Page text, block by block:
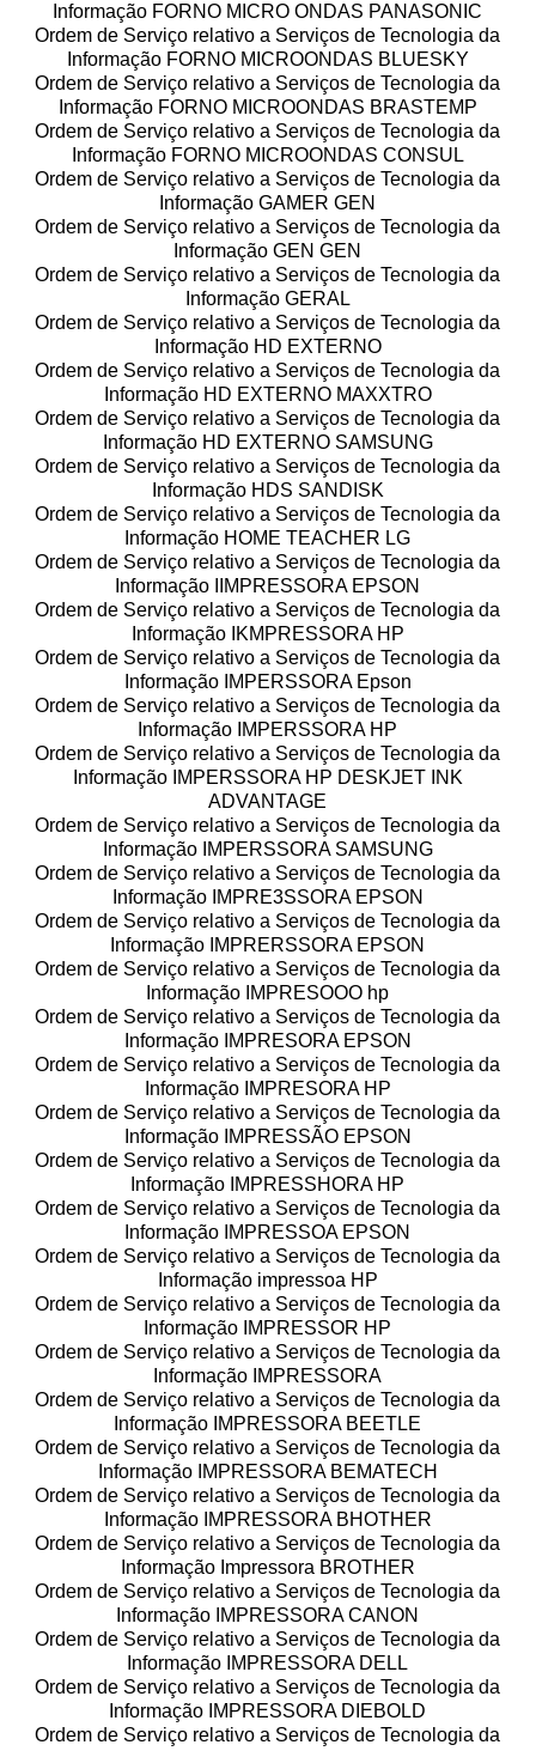
Informação FORNO MICRO ONDAS PANASONIC
Ordem de Serviço relativo a Serviços de Tecnologia da
Informação FORNO MICROONDAS BLUESKY
Ordem de Serviço relativo a Serviços de Tecnologia da
Informação FORNO MICROONDAS BRASTEMP
Ordem de Serviço relativo a Serviços de Tecnologia da
Informação FORNO MICROONDAS CONSUL
Ordem de Serviço relativo a Serviços de Tecnologia da
Informação GAMER GEN
Ordem de Serviço relativo a Serviços de Tecnologia da
Informação GEN GEN
Ordem de Serviço relativo a Serviços de Tecnologia da
Informação GERAL
Ordem de Serviço relativo a Serviços de Tecnologia da
Informação HD EXTERNO
Ordem de Serviço relativo a Serviços de Tecnologia da
Informação HD EXTERNO MAXXTRO
Ordem de Serviço relativo a Serviços de Tecnologia da
Informação HD EXTERNO SAMSUNG
Ordem de Serviço relativo a Serviços de Tecnologia da
Informação HDS SANDISK
Ordem de Serviço relativo a Serviços de Tecnologia da
Informação HOME TEACHER LG
Ordem de Serviço relativo a Serviços de Tecnologia da
Informação IIMPRESSORA EPSON
Ordem de Serviço relativo a Serviços de Tecnologia da
Informação IKMPRESSORA HP
Ordem de Serviço relativo a Serviços de Tecnologia da
Informação IMPERSSORA Epson
Ordem de Serviço relativo a Serviços de Tecnologia da
Informação IMPERSSORA HP
Ordem de Serviço relativo a Serviços de Tecnologia da
Informação IMPERSSORA HP DESKJET INK
ADVANTAGE
Ordem de Serviço relativo a Serviços de Tecnologia da
Informação IMPERSSORA SAMSUNG
Ordem de Serviço relativo a Serviços de Tecnologia da
Informação IMPRE3SSORA EPSON
Ordem de Serviço relativo a Serviços de Tecnologia da
Informação IMPRERSSORA EPSON
Ordem de Serviço relativo a Serviços de Tecnologia da
Informação IMPRESOOO hp
Ordem de Serviço relativo a Serviços de Tecnologia da
Informação IMPRESORA EPSON
Ordem de Serviço relativo a Serviços de Tecnologia da
Informação IMPRESORA HP
Ordem de Serviço relativo a Serviços de Tecnologia da
Informação IMPRESSÃO EPSON
Ordem de Serviço relativo a Serviços de Tecnologia da
Informação IMPRESSHORA HP
Ordem de Serviço relativo a Serviços de Tecnologia da
Informação IMPRESSOA EPSON
Ordem de Serviço relativo a Serviços de Tecnologia da
Informação impressoa HP
Ordem de Serviço relativo a Serviços de Tecnologia da
Informação IMPRESSOR HP
Ordem de Serviço relativo a Serviços de Tecnologia da
Informação IMPRESSORA
Ordem de Serviço relativo a Serviços de Tecnologia da
Informação IMPRESSORA BEETLE
Ordem de Serviço relativo a Serviços de Tecnologia da
Informação IMPRESSORA BEMATECH
Ordem de Serviço relativo a Serviços de Tecnologia da
Informação IMPRESSORA BHOTHER
Ordem de Serviço relativo a Serviços de Tecnologia da
Informação Impressora BROTHER
Ordem de Serviço relativo a Serviços de Tecnologia da
Informação IMPRESSORA CANON
Ordem de Serviço relativo a Serviços de Tecnologia da
Informação IMPRESSORA DELL
Ordem de Serviço relativo a Serviços de Tecnologia da
Informação IMPRESSORA DIEBOLD
Ordem de Serviço relativo a Serviços de Tecnologia da